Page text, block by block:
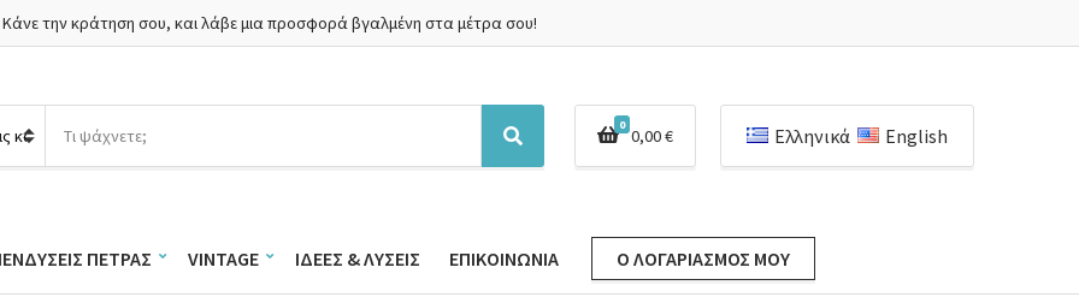
Κάνε την κράτηση σου, και λάβε μια προσφορά βγαλμένη στα μέτρα σου!
α
η
Α
ν
τ
η
0
0,00€ Ελληνικά English
ΠΈΤΡΑΣ VINTAGE ΙΔΈΕΣ & ΛΎΣΕΙΣ ΕΠΙΚΟΙΝΩΝΊΑ Ο ΛΟΓΑΡΙΑΣΜΌΣ ΜΟΥ